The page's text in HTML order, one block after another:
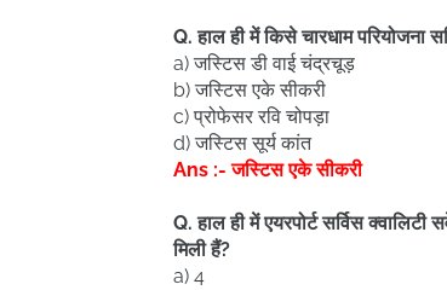
Q. हाल ही में किसे चारधाम परियोजना
a) जस्टिस डी वाई चंद्रचूड़
b) जस्टिस एके सीकरी
c) प्रोफेसर रवि चोपड़ा
d) जस्टिस सूर्य कांत
Ans :- जस्टिस एके सीकरी
Q. हाल ही में एयरपोर्ट सर्विस
मिली हैं?
a) 4